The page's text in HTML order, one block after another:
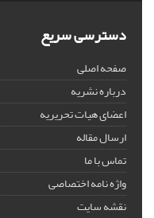
دسترسی سریع
صفحه اصلی
درباره نشریه
اعضای هیات تحریریه
ارسال مقاله
تماس با ما
واژه نامه اختصاصی
نقشه سایت